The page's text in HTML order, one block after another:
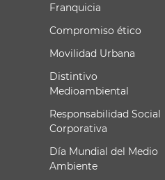
Franquicia
Compromiso ético
Movilidad Urbana
Distintivo
Medioambiental
Responsabilidad Social
Corporativa
Día Mundial del Medio
Ambiente